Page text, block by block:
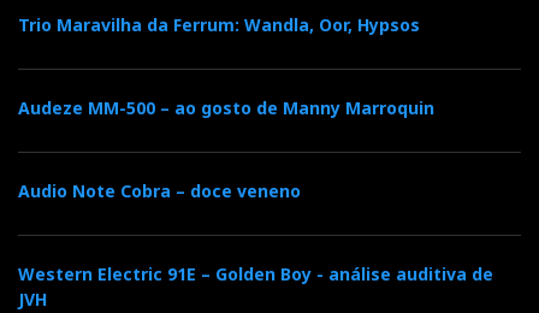
Trio Maravilha da Ferrum: Wandla, Oor, Hypsos
Audeze MM-500 – ao gosto de Manny Marroquin
Audio Note Cobra – doce veneno
Western Electric 91E – Golden Boy - análise auditiva de
JVH